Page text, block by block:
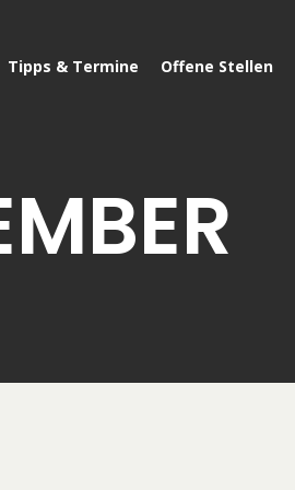
Tipps & Termine Offene Stellen